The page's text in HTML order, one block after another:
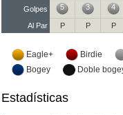
Golpes
5 3 4
Al Par P P P
Eagle+ Birdie
Bogey
Doble
Estadísticas